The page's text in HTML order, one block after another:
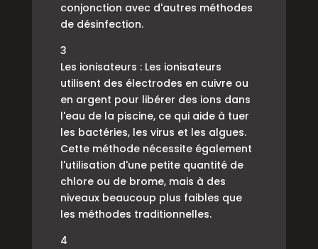
conjonction avec d'autres méthodes
de désinfection.
3
Les ionisateurs : Les ionisateurs
utilisent des électrodes en cuivre ou
en argent pour libérer des ions dans
l'eau de la piscine, ce qui aide à tuer
les bactéries, les virus et les algues.
Cette méthode nécessite également
l'utilisation d'une petite quantité de
chlore ou de brome, mais à des
niveaux beaucoup plus faibles que
les méthodes traditionnelles.
4